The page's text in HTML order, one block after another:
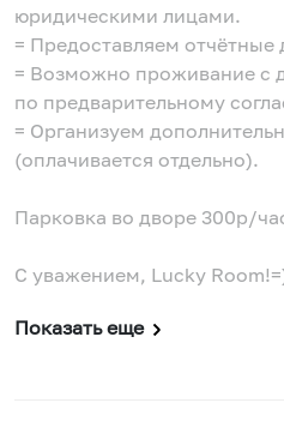
юридическими лицами.
= Предоставляем отчётные
= Возможно проживание
по предварительному
= Организуем
(оплачивается отдельно).
Парковка во дворе 300р/
С уважением, Lucky
Показать еще